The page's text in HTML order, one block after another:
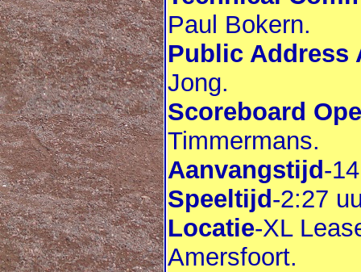
Paul Bokern.
Public Address
Jong.
Scoreboard
Timmermans.
Aanvangstijd-
Speeltijd-2:27
Locatie-XL
Amersfoort.